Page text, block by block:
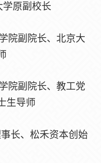
学原副校长
院副院长、北京大
院副院长、教工党
生导师
长、松禾资本创始